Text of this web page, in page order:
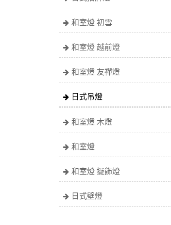
和室燈 初雪
和室燈 越前燈
和室燈 友禪燈
日式吊燈
和室燈 木燈
和室燈
和室燈 擺飾燈
日式壁燈